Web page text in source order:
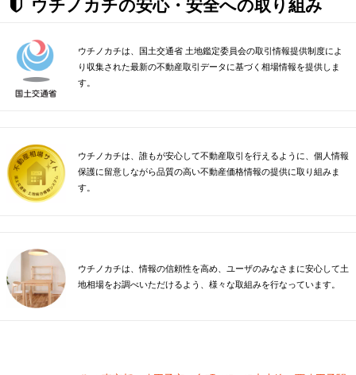
ウチノカチの安心・安全への取り組み
ウチノカチは、国土交通省 土地鑑定委員会の取引情報提供制度によ
り収集された最新の不動産取引データに基づく相場情報を提供しま
す。
ウチノカチは、誰もが安心して不動産取引を行えるように、個人情報
保護に留意しながら品質の高い不動産価格情報の提供に取り組みま
す。
ウチノカチは、情報の信頼性を高め、ユーザのみなさまに安心して土
地相場をお調べいただけるよう、様々な取組みを行なっています。